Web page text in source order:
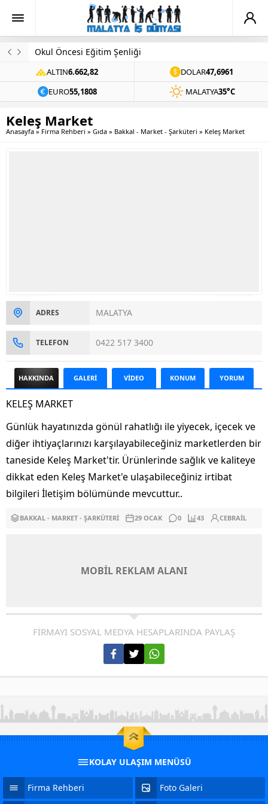
Okul Öncesi Eğitim Şenliği
ALTIN6.662,82 DOLAR47,6961
EURO55,1808 MALATYA35°C
Keleş Market
Anasayfa » Firma Rehberi » Gıda » Bakkal - Market - Şarküteri » Keleş Market
ADRES MALATYA
TELEFON 0422 517 3400
HAKKINDA GALERİ VİDEO KONUM YORUM
KELEŞ MARKET
Günlük hayatınızda gönül rahatlığı ile yiyecek, içecek ve
diğer ihtiyaçlarınızı karşılayabileceğiniz marketlerden bir
taneside Keleş Market'tir. Ürünlerinde sağlık ve kaliteye
dikkat eden Keleş Market'e ulaşabileceğiniz irtibat
bilgileri İletişim bölümünde mevcuttur..
BAKKAL - MARKET - ŞARKÜTERI 29 OCAK 0 43 CEBRAIL
MOBİL REKLAM ALANI
FİRMAYI SOSYAL MEDYA HESAPLARINDA PAYLAŞ
KOLAY ULAŞIM MENÜSÜ
Firma Rehberi Foto Galeri